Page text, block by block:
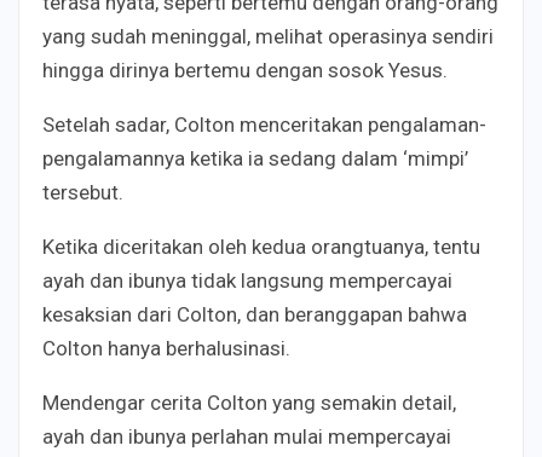
yang sudah meninggal, melihat operasinya sendiri
hingga dirinya bertemu dengan sosok Yesus.
Setelah sadar, Colton menceritakan pengalaman-
pengalamannya ketika ia sedang dalam ‘mimpi’
tersebut.
Ketika diceritakan oleh kedua orangtuanya, tentu
ayah dan ibunya tidak langsung mempercayai
kesaksian dari Colton, dan beranggapan bahwa
Colton hanya berhalusinasi.
Mendengar cerita Colton yang semakin detail,
ayah dan ibunya perlahan mulai mempercayai